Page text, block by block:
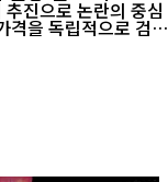
진으로 논란의 중심
격을 독립적으로 검증
나서지는 않기로
나 적극적으로 보